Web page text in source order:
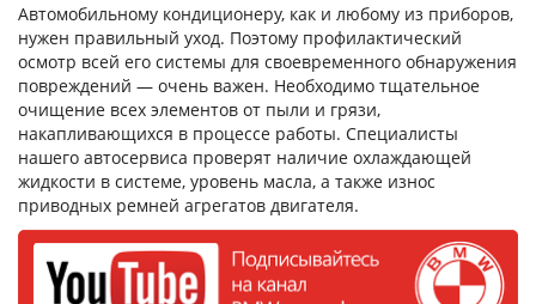
Автомобильному кондиционеру, как и любому из приборов,
нужен правильный уход. Поэтому профилактический
осмотр всей его системы для своевременного обнаружения
повреждений — очень важен. Необходимо тщательное
очищение всех элементов от пыли и грязи,
накапливающихся в процессе работы. Специалисты
нашего автосервиса проверят наличие охлаждающей
жидкости в системе, уровень масла, а также износ
приводных ремней агрегатов двигателя.